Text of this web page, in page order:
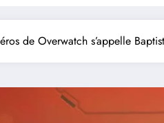
de Overwatch s’appelle